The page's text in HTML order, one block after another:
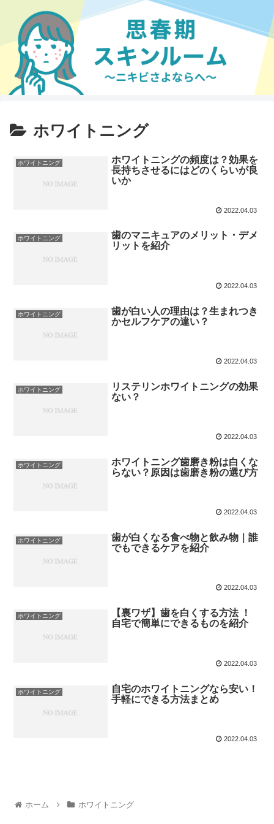
ホワイトニング
ホワイトニング
ホワイトニングの頻度は？効果を
長持ちさせるにはどのくらいが良
いか
2022.04.03
ホワイトニング
歯のマニキュアのメリット・デメ
リットを紹介
2022.04.03
ホワイトニング
歯が白い人の理由は？生まれつき
かセルフケアの違い？
2022.04.03
ホワイトニング
リステリンホワイトニングの効果
ない？
2022.04.03
ホワイトニング
ホワイトニング歯磨き粉は白くな
らない？原因は歯磨き粉の選び方
2022.04.03
ホワイトニング
歯が白くなる食べ物と飲み物｜誰
でもできるケアを紹介
2022.04.03
ホワイトニング
【裏ワザ】歯を白くする方法 ！
自宅で簡単にできるものを紹介
2022.04.03
ホワイトニング
自宅のホワイトニングなら安い！
手軽にできる方法まとめ
2022.04.03
ホーム ホワイトニング